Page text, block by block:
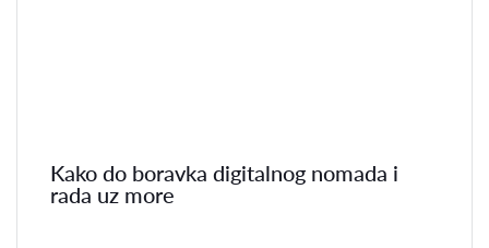
Kako do boravka digitalnog nomada i
rada uz more